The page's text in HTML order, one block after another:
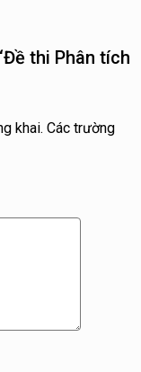
thi Phân tích
khai. Các trường